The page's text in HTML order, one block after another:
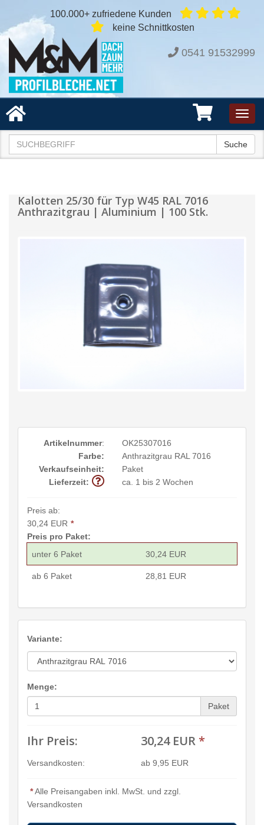
100.000+ zufriedene Kunden
keine Schnittkosten
0541 91532999
Suche
Kalotten 25/30 für Typ W45 RAL 7016
Anthrazitgrau | Aluminium | 100 Stk.
Artikelnummer:
OK25307016
Farbe:
Anthrazitgrau RAL 7016
Verkaufseinheit:
Paket
Lieferzeit:
ca. 1 bis 2 Wochen
Preis ab:
30,24 EUR *
Preis pro Paket:
unter 6 Paket
30,24 EUR
ab 6 Paket 28,81 EUR
Variante:
Menge:
Paket
Ihr Preis: 30,24 EUR*
Versandkosten: ab 9,95 EUR
*Alle Preisangaben inkl. MwSt. und zzgl.
Versandkosten